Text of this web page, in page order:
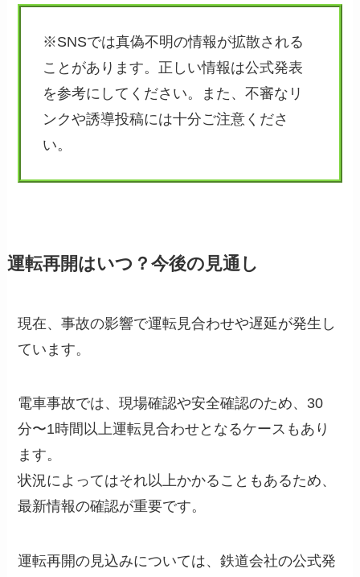
※SNSでは真偽不明の情報が拡散される
ことがあります。正しい情報は公式発表
を参考にしてください。また、不審なリ
ンクや誘導投稿には十分ご注意くださ
い。
運転再開はいつ？今後の見通し
現在、事故の影響で運転見合わせや遅延が発生し
ています。
電車事故では、現場確認や安全確認のため、30
分〜1時間以上運転見合わせとなるケースもあり
ます。
状況によってはそれ以上かかることもあるため、
最新情報の確認が重要です。
運転再開の見込みについては、鉄道会社の公式発